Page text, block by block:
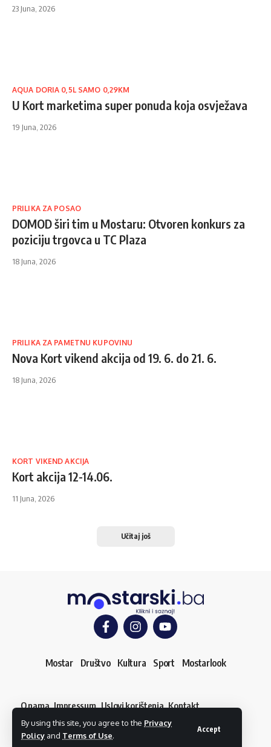
By using this site, you agree to the Privacy
Policy and Terms of Use.
Accept
23 Juna, 2026
AQUA DORIA 0,5L SAMO 0,29KM
U Kort marketima super ponuda koja osvježava
19 Juna, 2026
PRILIKA ZA POSAO
DOMOD širi tim u Mostaru: Otvoren konkurs za
poziciju trgovca u TC Plaza
18 Juna, 2026
PRILIKA ZA PAMETNU KUPOVINU
Nova Kort vikend akcija od 19. 6. do 21. 6.
18 Juna, 2026
KORT VIKEND AKCIJA
Kort akcija 12-14.06.
11 Juna, 2026
Učitaj još
Mostar Društvo Kultura Sport Mostarlook
O nama Impressum Uslovi korištenja Kontakt
Dojavi vijest
© mostarski.ba. Sva prava pridržana